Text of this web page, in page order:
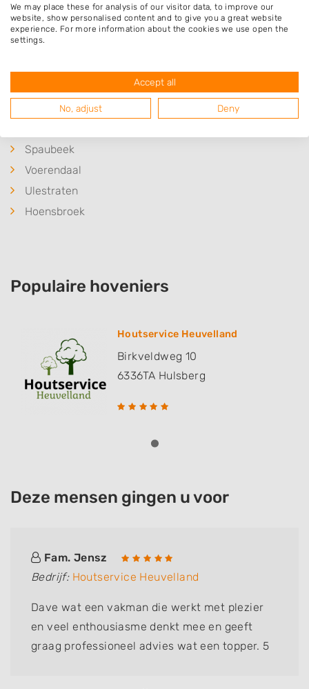
Wijnandsrade
Klimmen
Schimmert
Ransdaal
Spaubeek
Voerendaal
Ulestraten
Hoensbroek
Populaire hoveniers
Houtservice Heuvelland
Birkveldweg 10
6336TA Hulsberg
Deze mensen gingen u voor
Fam. Jensz
Bedrijf: Houtservice Heuvelland
Dave wat een vakman die werkt met plezier
en veel enthousiasme denkt mee en geeft
graag professioneel advies wat een topper. 5
We may place these for analysis of our visitor data, to improve our
website, show personalised content and to give you a great website
experience. For more information about the cookies we use open the
settings.
Accept all
No, adjust Deny